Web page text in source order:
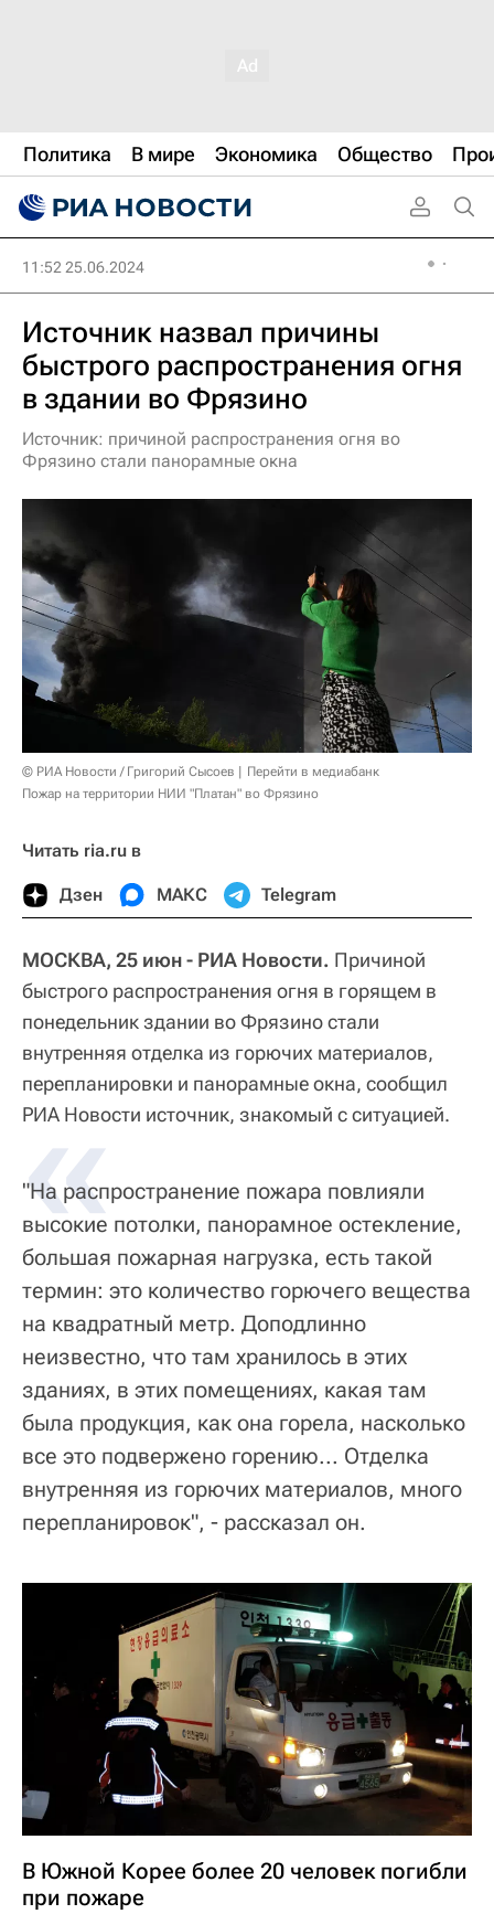
Политика В мире Экономика Общество
11:52 25.06.2024
Источник назвал причины
быстрого распространения огня
в здании во Фрязино
Источник: причиной распространения огня во
Фрязино стали панорамные окна
© РИА Новости / Григорий Сысоев
Перейти в медиабанк
Пожар на территории НИИ "Платан" во Фрязино
Читать ria.ru в
Дзен МАКС Telegram
МОСКВА, 25 июн - РИА Новости. Причиной
быстрого распространения огня в горящем в
понедельник здании во Фрязино стали
внутренняя отделка из горючих материалов,
перепланировки и панорамные окна, сообщил
РИА Новости источник, знакомый с ситуацией.
«
"На распространение пожара повлияли
высокие потолки, панорамное остекление,
большая пожарная нагрузка, есть такой
термин: это количество горючего вещества
на квадратный метр. Доподлинно
неизвестно, что там хранилось в этих
зданиях, в этих помещениях, какая там
была продукция, как она горела, насколько
все это подвержено горению... Отделка
внутренняя из горючих материалов, много
перепланировок", - рассказал он.
В Южной Корее более 20 человек погибли
при пожаре